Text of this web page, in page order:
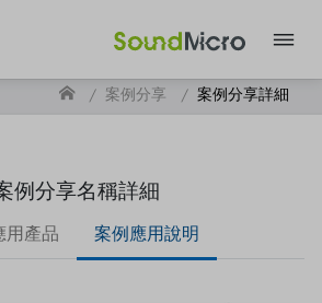
案例分享 案例分享詳細
例分享名稱詳細
用產品 案例應用說明